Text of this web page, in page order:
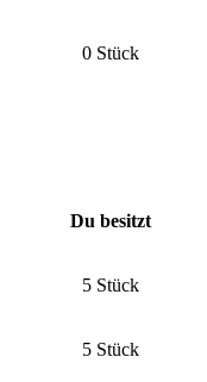
0 Stück
Du besitzt
5 Stück
5 Stück